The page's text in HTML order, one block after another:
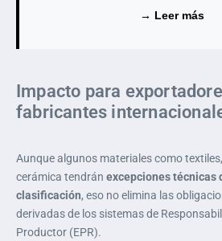
→ Leer más
Impacto para
fabricantes
Aunque algunos materiales como
cerámica tendrán excepciones técnicas
clasificación, eso no elimina las
derivadas de los sistemas de
Productor (EPR).